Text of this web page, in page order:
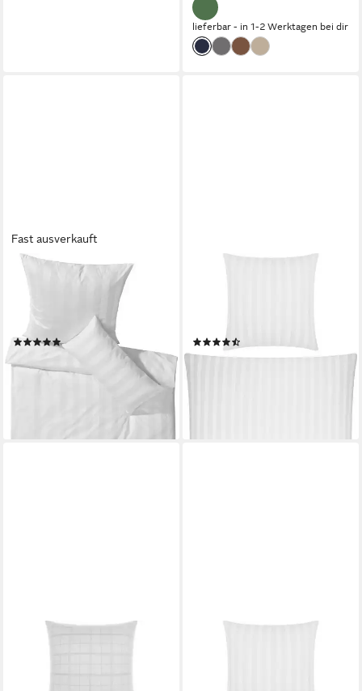
lieferbar - in 1-2 Werktagen bei dir
Fast ausverkauft
CURT BAUER
Bettwäsche Bettwäsche
"Como", Damast, Mako-
Brokat-Damast Uni/Streifen
(1)
lieferbar - in 2-3 Werktagen bei dir
ab 53,95 € 93,95 €